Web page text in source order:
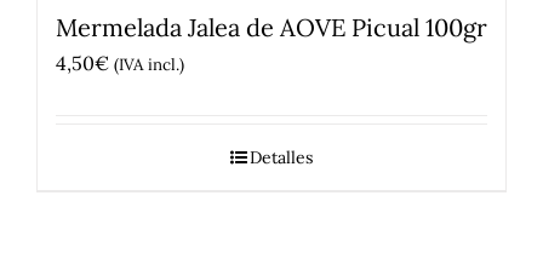
Mermelada Jalea de AOVE Picual 100gr
4,50€ (IVA incl.)
Detalles